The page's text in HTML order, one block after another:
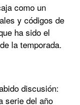
como un
y códigos de
ha sido el
la temporada.
discusión:
serie del año